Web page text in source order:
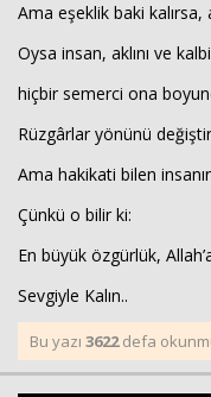
Ama eşeklik baki
Oysa insan, aklını ve
hiçbir semerci ona
Rüzgârlar yönünü
Ama hakikati bilen
Çünkü o bilir ki:
En büyük özgürlük,
Sevgiyle Kalın..
Bu yazı 3622defa